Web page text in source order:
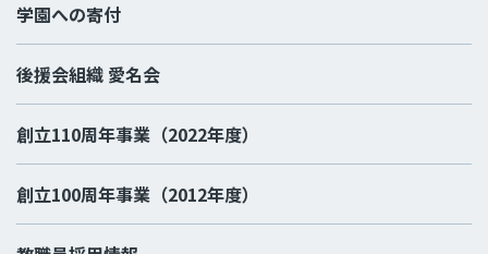
学園への寄付
後援会組織 愛名会
創立110周年事業（2022年度）
創立100周年事業（2012年度）